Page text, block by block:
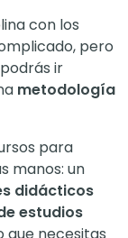
con los
pero
podrás ir
metodología
para
manos: un
didácticos
estudios